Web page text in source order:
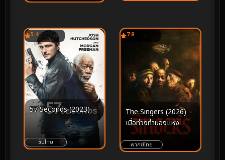
5.4
57 Seconds (2023)
ซับไทย
7.8
The Singers (2026) –
เมื่อท่วงทำนองแห่ง
บทเพลงคือหนทางเดียว
ในการเยียวยาและกอบกู้
พากย์ไทย